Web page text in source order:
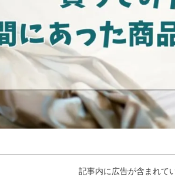
記事内に広告が含まれて